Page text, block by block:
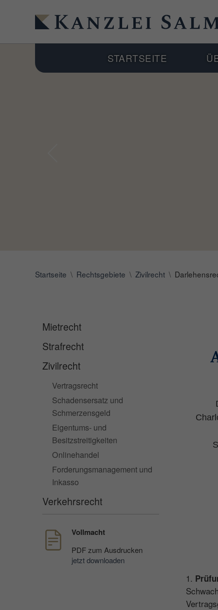
STARTSEITE
Startseite Rechtsgebiete Zivilrecht
1.
Mietrecht
Strafrecht
Zivilrecht
Vertragsrecht
Schadensersatz und
Schmerzensgeld
Eigentums- und
Besitzstreitigkeiten
Onlinehandel
Forderungsmanagement und
Inkasso
Verkehrsrecht
Vollmacht
PDF zum Ausdrucken
jetzt downloaden